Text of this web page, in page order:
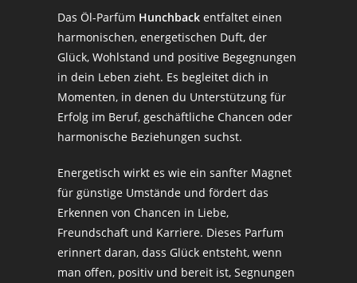
Das Öl-Parfüm Hunchback entfaltet einen
harmonischen, energetischen Duft, der
Glück, Wohlstand und positive Begegnungen
in dein Leben zieht. Es begleitet dich in
Momenten, in denen du Unterstützung für
Erfolg im Beruf, geschäftliche Chancen oder
harmonische Beziehungen suchst.
Energetisch wirkt es wie ein sanfter Magnet
für günstige Umstände und fördert das
Erkennen von Chancen in Liebe,
Freundschaft und Karriere. Dieses Parfum
erinnert daran, dass Glück entsteht, wenn
man offen, positiv und bereit ist, Segnungen